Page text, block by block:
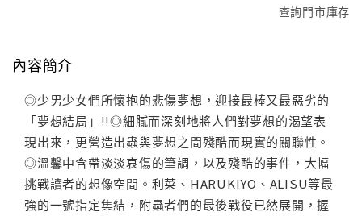
查詢門市庫存
內容簡介
◎少男少女們所懷抱的悲傷夢想，迎接最棒又最惡劣的
「夢想結局」!!◎細膩而深刻地將人們對夢想的渴望表
現出來，更營造出蟲與夢想之間殘酷而現實的關聯性。
◎溫馨中含帶淡淡哀傷的筆調，以及殘酷的事件，大幅
挑戰讀者的想像空間。利菜、HARUKIYO、ALISU等最
強的一號指定集結，附蟲者們的最後戰役已然展開，握